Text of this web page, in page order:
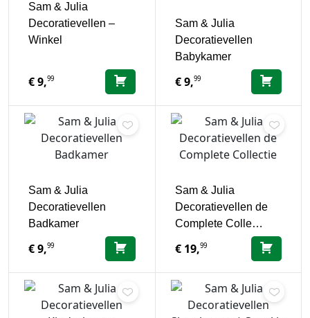
Sam & Julia
Decoratievellen –
Winkel
€9,99
Sam & Julia
Decoratievellen
Babykamer
€9,99
Sam & Julia
Decoratievellen
Badkamer
€9,99
Sam & Julia
Decoratievellen de
Complete Colle…
€19,99